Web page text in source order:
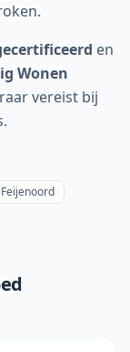
en
Wonen
vereist bij
Feijenoord